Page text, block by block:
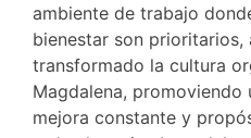
ambiente de trabajo
bienestar son prioritarios,
transformado la cultura
Magdalena, promoviendo
mejora constante y